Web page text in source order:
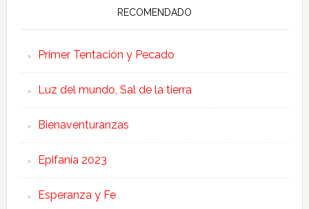
RECOMENDADO
Primer Tentación y Pecado
Luz del mundo, Sal de la tierra
Bienaventuranzas
Epifanía 2023
Esperanza y Fe